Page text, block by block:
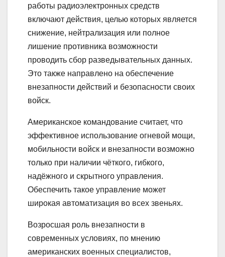
работы радиоэлектронных средств
включают действия, целью которых является
снижение, нейтрализация или полное
лишение противника возможности
проводить сбор разведывательных данных.
Это также направлено на обеспечение
внезапности действий и безопасности своих
войск.
Американское командование считает, что
эффективное использование огневой мощи,
мобильности войск и внезапности возможно
только при наличии чёткого, гибкого,
надёжного и скрытного управления.
Обеспечить такое управление может
широкая автоматизация во всех звеньях.
Возросшая роль внезапности в
современных условиях, по мнению
американских военных специалистов,